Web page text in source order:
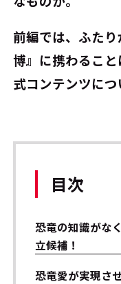
前編では、ふた
博』に携わるこ
式コンテンツにつ
目次
恐竜の知識がな
立候補！
恐竜愛が実現さ